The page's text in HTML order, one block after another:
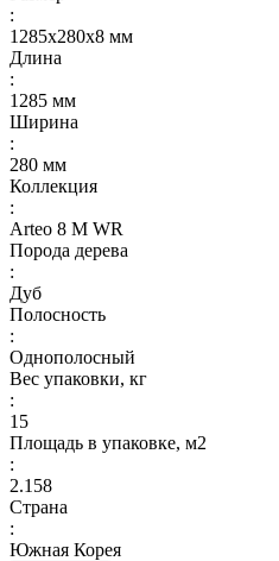
:
1285х280х8 мм
Длина
:
1285 мм
Ширина
:
280 мм
Коллекция
:
Arteo 8 M WR
Порода дерева
:
Дуб
Полосность
:
Однополосный
Вес упаковки, кг
:
15
Площадь в упаковке, м2
:
2.158
Страна
:
Южная Корея